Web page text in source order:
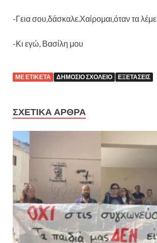
-Γεια σου,δάσκαλε.Χαίρομαι,όταν τα λέμε
-Κι εγώ, Βασίλη μου
ΜΕ ΕΤΙΚΕΤΑ ΔΗΜΟΣΙΟ ΣΧΟΛΕΙΟ ΕΞΕΤΑΣΕΙΣ
ΣΧΕΤΙΚΑ ΑΡΘΡΑ